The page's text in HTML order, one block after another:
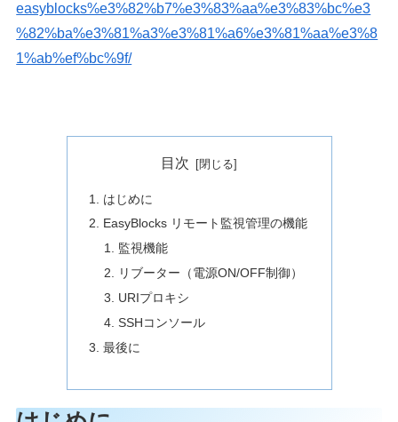
easyblocks%e3%82%b7%e3%83%aa%e3%83%bc%e3
%82%ba%e3%81%a3%e3%81%a6%e3%81%aa%e3%8
1%ab%ef%bc%9f/
目次
はじめに
EasyBlocks リモート監視管理の機能
監視機能
リブーター（電源ON/OFF制御）
URIプロキシ
SSHコンソール
最後に